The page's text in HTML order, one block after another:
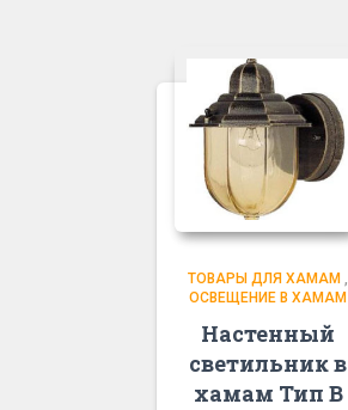
ТОВАРЫ ДЛЯ ХАМАМ ,
ОСВЕЩЕНИЕ В ХАМАМ
Настенный
светильник в
хамам Тип В